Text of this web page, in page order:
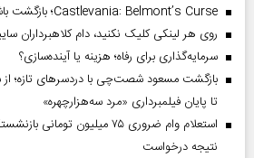
Castlevania: Belmont’s Curse؛ بازگشت باشکوه شکارچیان خون‌آشام
روی هر لینکی کلیک نکنید، دام کلاهبرداران
سرمایه‌گذاری برای رفاه؛ هزینه یا آینده‌سازی؟
بازگشت مسعود شصت‌چی با دردسر‌های تازه؛ از
تا پایان فیلمبرداری «مرد سه‌هزارچهره»
استعلام وام ضروری ۷۵ میلیون
نتیجه درخواست